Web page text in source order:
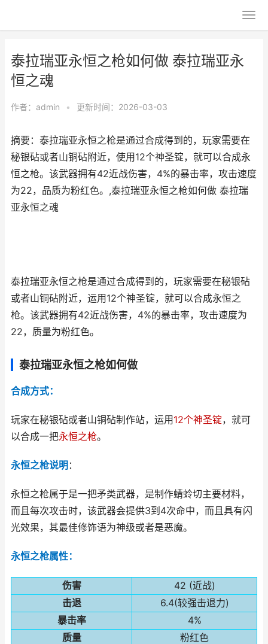
泰拉瑞亚永恒之枪如何做 泰拉瑞亚永
恒之魂
作者： admin • 更新时间：2026-03-03
摘要：泰拉瑞亚永恒之枪是通过合成得到的，玩家需要在
秘银砧或者山铜砧附近，使用12个神圣锭，就可以合成永
恒之枪。该武器拥有42近战伤害，4%的暴击率，攻击速度
为22，品质为粉红色。,泰拉瑞亚永恒之枪如何做 泰拉瑞
亚永恒之魂
泰拉瑞亚永恒之枪是通过合成得到的，玩家需要在秘银砧
或者山铜砧附近，运用12个神圣锭，就可以合成永恒之
枪。该武器拥有42近战伤害，4%的暴击率，攻击速度为
22，质量为粉红色。
泰拉瑞亚永恒之枪如何做
合成方式：
玩家在秘银砧或者山铜砧制作站，运用 12个神圣锭，就可
以合成一把永恒之枪。
永恒之枪说明 ：
永恒之枪属于是一把矛类武器，是制作蜻蛉切主要材料，
而且每次攻击时，该武器会提供3到4次命中，而且具有闪
光效果，其最佳修饰语为神级或者是恶魔。
永恒之枪属性：
伤害
42 (近战)
击退
6.4(较强击退力)
暴击率
4%
质量
粉红色